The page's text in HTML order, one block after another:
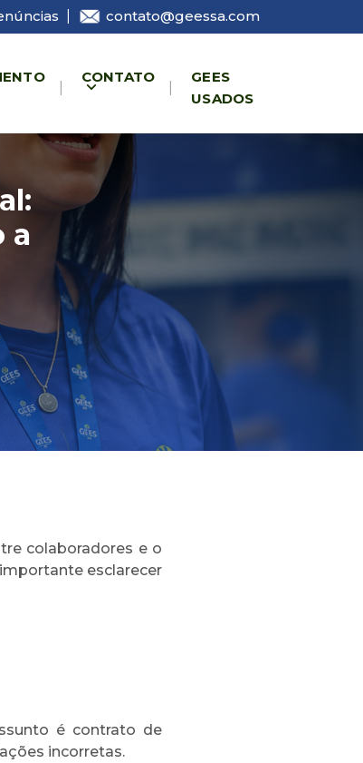
contato@geessa.com
CONTATO
GEES
USADOS
a
colaboradores e o
esclarecer
é contrato de
incorretas.